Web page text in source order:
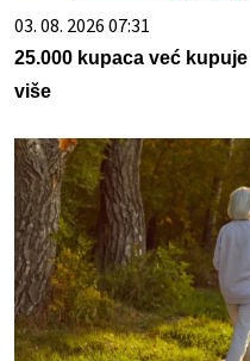
03. 08. 2026 07:31
25.000 kupaca već
više